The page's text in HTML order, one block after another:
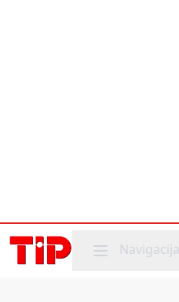
Mobile menu
Navigacija